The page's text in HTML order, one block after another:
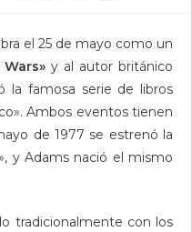
el 25 de mayo como un
y al autor británico
la famosa serie de libros
Ambos eventos tienen
de 1977 se estrenó la
y Adams nació el mismo
tradicionalmente con los